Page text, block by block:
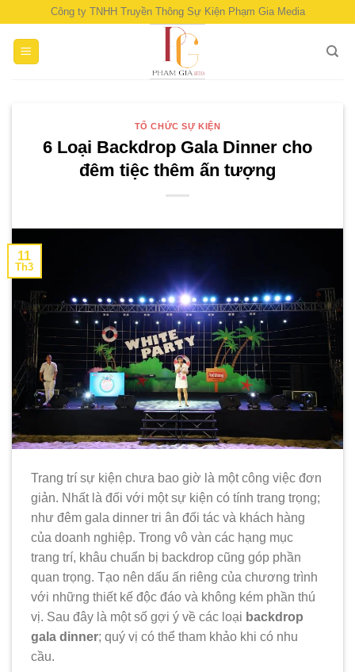
content
Công ty TNHH Truyền Thông Sự Kiện Phạm Gia Media
TỔ CHỨC SỰ KIỆN
6 Loại Backdrop Gala Dinner cho
đêm tiệc thêm ấn tượng
11
Th3
Trang trí sự kiện chưa bao giờ là một công việc đơn
giản. Nhất là đối với một sự kiện có tính trang trọng;
như đêm gala dinner tri ân đối tác và khách hàng
của doanh nghiệp. Trong vô vàn các hạng mục
trang trí, khâu chuẩn bị backdrop cũng góp phần
quan trọng. Tạo nên dấu ấn riêng của chương trình
với những thiết kế độc đáo và không kém phần thú
vị. Sau đây là một số gợi ý về các loại backdrop
gala dinner; quý vị có thể tham khảo khi có nhu
cầu.